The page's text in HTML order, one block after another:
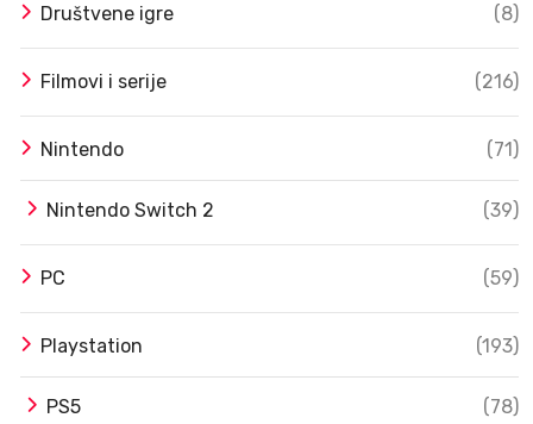
Društvene igre (8)
Filmovi i serije (216)
Nintendo (71)
Nintendo Switch 2 (39)
PC (59)
Playstation (193)
PS5 (78)